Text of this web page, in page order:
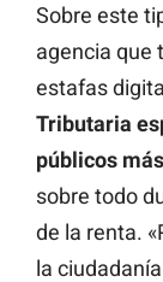
Sobre este
agencia que
estafas
Tributaria
públicos
sobre todo
de la renta.
la